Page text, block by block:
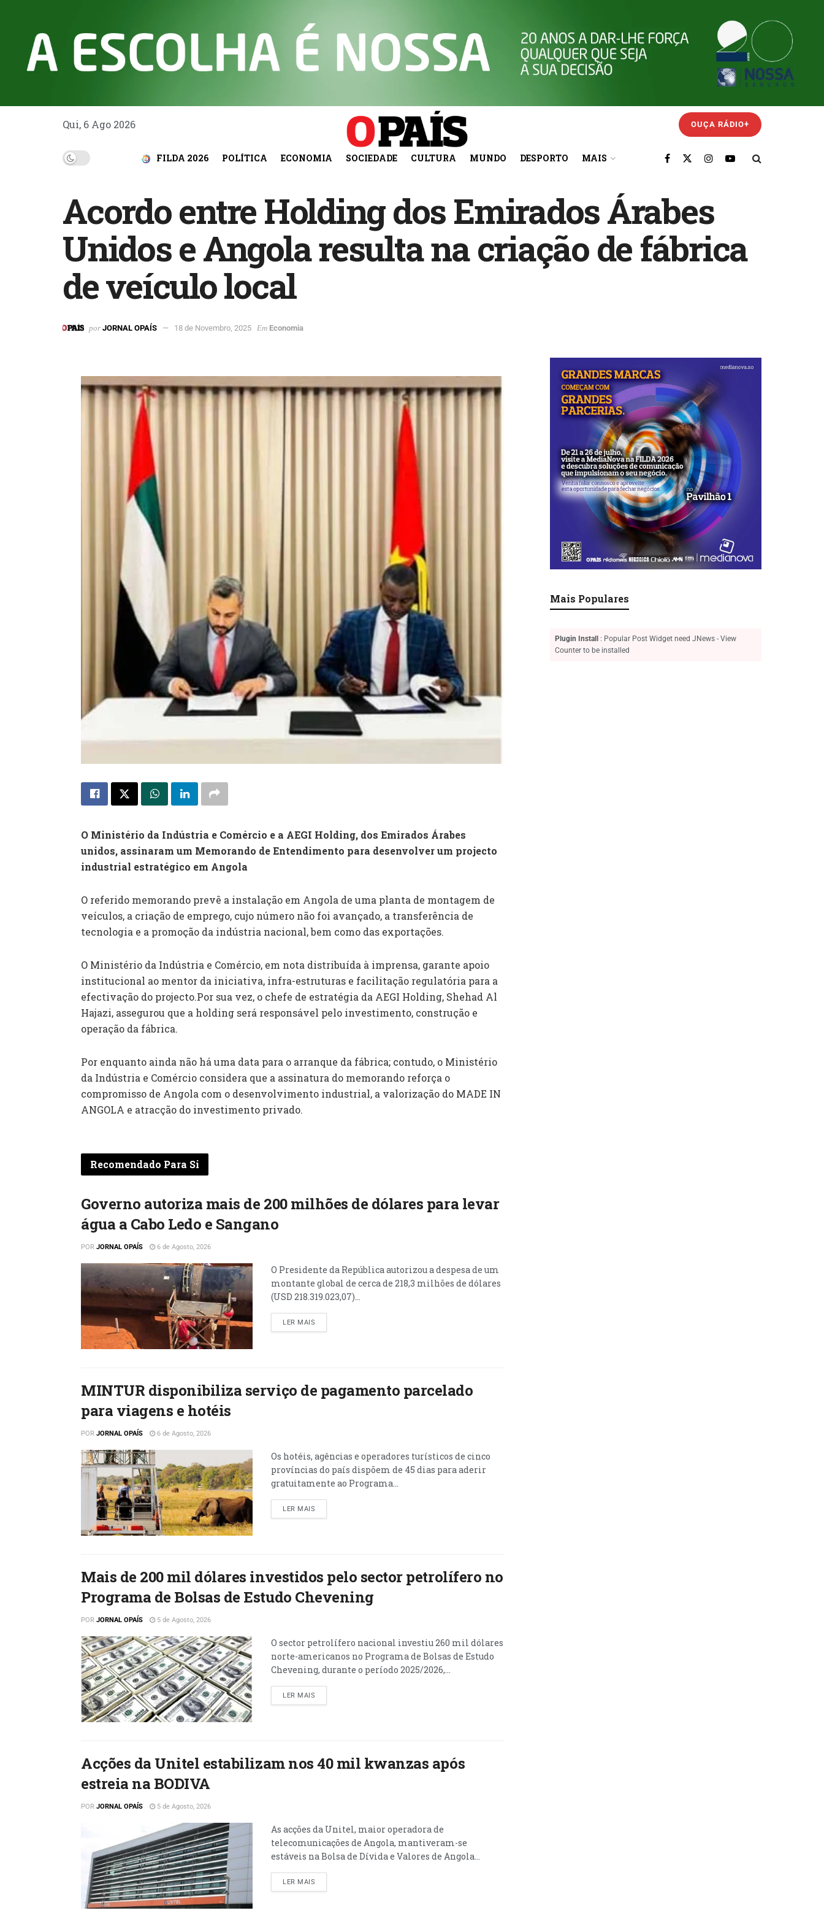
Qui, 6 Ago 2026 OUÇA RÁDIO+
FILDA 2026 POLÍTICA ECONOMIA SOCIEDADE CULTURA MUNDO DESPORTO MAIS
Acordo entre Holding dos Emirados Árabes
Unidos e Angola resulta na criação de fábrica
de veículo local
por JORNAL OPAÍS 18 de Novembro, 2025 Em Economia
O Ministério da Indústria e Comércio e a AEGI Holding, dos Emirados Árabes
unidos, assinaram um Memorando de Entendimento para desenvolver um projecto
industrial estratégico em Angola
O referido memorando prevê a instalação em Angola de uma planta de montagem de
veículos, a criação de emprego, cujo número não foi avançado, a transferência de
tecnologia e a promoção da indústria nacional, bem como das exportações.
O Ministério da Indústria e Comércio, em nota distribuída à imprensa, garante apoio
institucional ao mentor da iniciativa, infra-estruturas e facilitação regulatória para a
efectivação do projecto.Por sua vez, o chefe de estratégia da AEGI Holding, Shehad Al
Hajazi, assegurou que a holding será responsável pelo investimento, construção e
operação da fábrica.
Por enquanto ainda não há uma data para o arranque da fábrica; contudo, o Ministério
da Indústria e Comércio considera que a assinatura do memorando reforça o
compromisso de Angola com o desenvolvimento industrial, a valorização do MADE IN
ANGOLA e atracção do investimento privado.
Recomendado Para Si
Governo autoriza mais de 200 milhões de dólares para levar
água a Cabo Ledo e Sangano
POR JORNAL OPAÍS 6 de Agosto, 2026
O Presidente da República autorizou a despesa de um
montante global de cerca de 218,3 milhões de dólares
(USD 218.319.023,07)...
LER MAIS
MINTUR disponibiliza serviço de pagamento parcelado
para viagens e hotéis
POR JORNAL OPAÍS 6 de Agosto, 2026
Os hotéis, agências e operadores turísticos de cinco
províncias do país dispõem de 45 dias para aderir
gratuitamente ao Programa...
LER MAIS
Mais de 200 mil dólares investidos pelo sector petrolífero no
Programa de Bolsas de Estudo Chevening
POR JORNAL OPAÍS 5 de Agosto, 2026
O sector petrolífero nacional investiu 260 mil dólares
norte-americanos no Programa de Bolsas de Estudo
Chevening, durante o período 2025/2026,...
LER MAIS
Acções da Unitel estabilizam nos 40 mil kwanzas após
estreia na BODIVA
POR JORNAL OPAÍS 5 de Agosto, 2026
As acções da Unitel, maior operadora de
telecomunicações de Angola, mantiveram-se
estáveis na Bolsa de Dívida e Valores de Angola...
LER MAIS
Mais Populares
Plugin Install
: Popular Post Widget need JNews - View
Counter to be installed